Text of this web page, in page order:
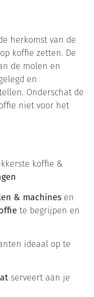
herkomst van de
koffie zetten. De
de molen en
en
Onderschat de
niet voor het
koffie &
& machines en
te begrijpen en
ideaal op te
serveert aan je